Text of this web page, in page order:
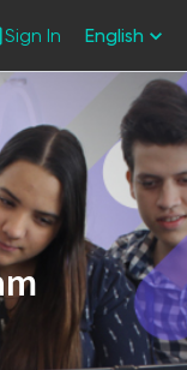
Sign In English